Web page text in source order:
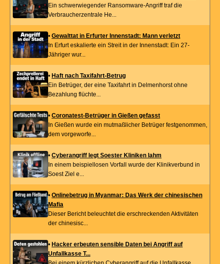
Ein schwerwiegender Ransomware-Angriff traf die
Verbraucherzentrale He...
• Gewalttat in Erfurter Innenstadt: Mann verletzt
In Erfurt eskalierte ein Streit in der Innenstadt: Ein 27-
Jähriger wur...
• Haft nach Taxifahrt-Betrug
Ein Betrüger, der eine Taxifahrt in Delmenhorst ohne
Bezahlung flüchte...
• Coronatest-Betrüger in Gießen gefasst
In Gießen wurde ein mutmaßlicher Betrüger festgenommen,
dem vorgeworfe...
• Cyberangriff legt Soester Kliniken lahm
In einem beispiellosen Vorfall wurde der Klinikverbund in
Soest Ziel e...
• Onlinebetrug in Myanmar: Das Werk der chinesischen
Mafia
Dieser Bericht beleuchtet die erschreckenden Aktivitäten
der chinesisc...
• Hacker erbeuten sensible Daten bei Angriff auf
Unfallkasse T...